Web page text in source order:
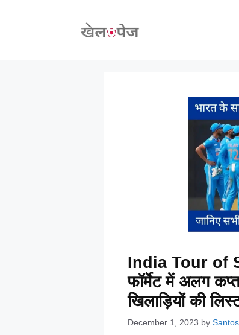
India Tour of
फॉर्मेट में अलग
खिलाड़ियों की
December 1, 2023 by